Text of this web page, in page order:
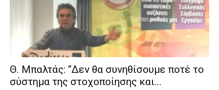
Θ. Μπαλτάς: “Δεν θα συνηθίσουμε ποτέ το
σύστημα της στοχοποίησης και...